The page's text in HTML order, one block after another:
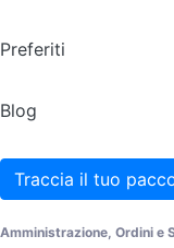
Preferiti
Blog
Traccia il tuo
Amministrazione, Ordini e